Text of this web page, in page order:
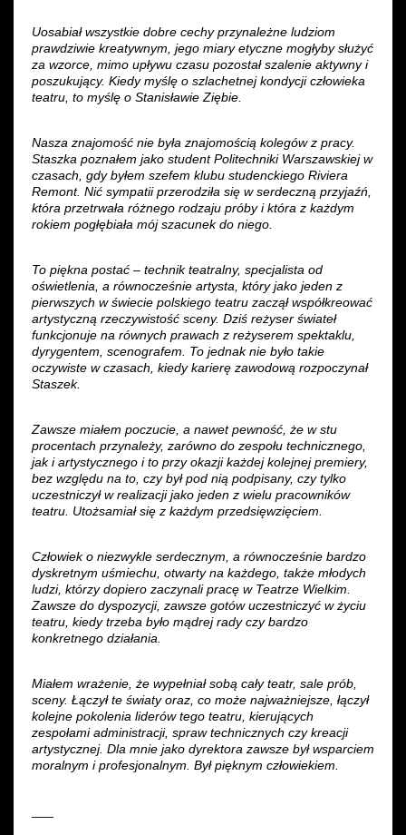
Uosabiał wszystkie dobre cechy przynależne ludziom
prawdziwie kreatywnym, jego miary etyczne mogłyby służyć
za wzorce, mimo upływu czasu pozostał szalenie aktywny i
poszukujący. Kiedy myślę o szlachetnej kondycji człowieka
teatru, to myślę o Stanisławie Ziębie.
Nasza znajomość nie była znajomością kolegów z pracy.
Staszka poznałem jako student Politechniki Warszawskiej w
czasach, gdy byłem szefem klubu studenckiego Riviera
Remont. Nić sympatii przerodziła się w serdeczną przyjaźń,
która przetrwała różnego rodzaju próby i która z każdym
rokiem pogłębiała mój szacunek do niego.
To piękna postać – technik teatralny, specjalista od
oświetlenia, a równocześnie artysta, który jako jeden z
pierwszych w świecie polskiego teatru zaczął współkreować
artystyczną rzeczywistość sceny. Dziś reżyser świateł
funkcjonuje na równych prawach z reżyserem spektaklu,
dyrygentem, scenografem. To jednak nie było takie
oczywiste w czasach, kiedy karierę zawodową rozpoczynał
Staszek.
Zawsze miałem poczucie, a nawet pewność, że w stu
procentach przynależy, zarówno do zespołu technicznego,
jak i artystycznego i to przy okazji każdej kolejnej premiery,
bez względu na to, czy był pod nią podpisany, czy tylko
uczestniczył w realizacji jako jeden z wielu pracowników
teatru. Utożsamiał się z każdym przedsięwzięciem.
Człowiek o niezwykle serdecznym, a równocześnie bardzo
dyskretnym uśmiechu, otwarty na każdego, także młodych
ludzi, którzy dopiero zaczynali pracę w Teatrze Wielkim.
Zawsze do dyspozycji, zawsze gotów uczestniczyć w życiu
teatru, kiedy trzeba było mądrej rady czy bardzo
konkretnego działania.
Miałem wrażenie, że wypełniał sobą cały teatr, sale prób,
sceny. Łączył te światy oraz, co może najważniejsze, łączył
kolejne pokolenia liderów tego teatru, kierujących
zespołami administracji, spraw technicznych czy kreacji
artystycznej. Dla mnie jako dyrektora zawsze był wsparciem
moralnym i profesjonalnym. Był pięknym człowiekiem.